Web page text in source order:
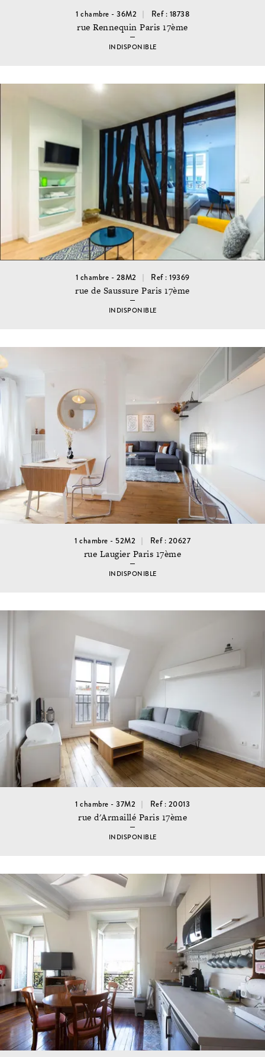
1 chambre - 36M2 Ref : 18738
rue Rennequin Paris 17ème
INDISPONIBLE
1 chambre - 28M2 Ref : 19369
rue de Saussure Paris 17ème
INDISPONIBLE
1 chambre - 52M2 Ref : 20627
rue Laugier Paris 17ème
INDISPONIBLE
1 chambre - 37M2 Ref : 20013
rue d'Armaillé Paris 17ème
INDISPONIBLE